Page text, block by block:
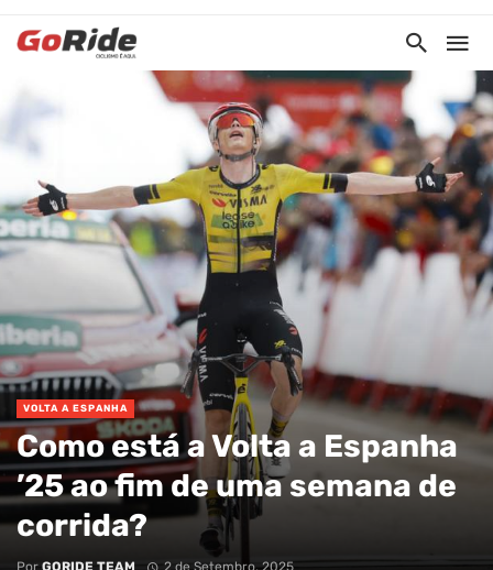
VOLTA A ESPANHA
Como está a Volta a Espanha
’25 ao fim de uma semana de
corrida?
Por GORIDE TEAM 2 de Setembro, 2025